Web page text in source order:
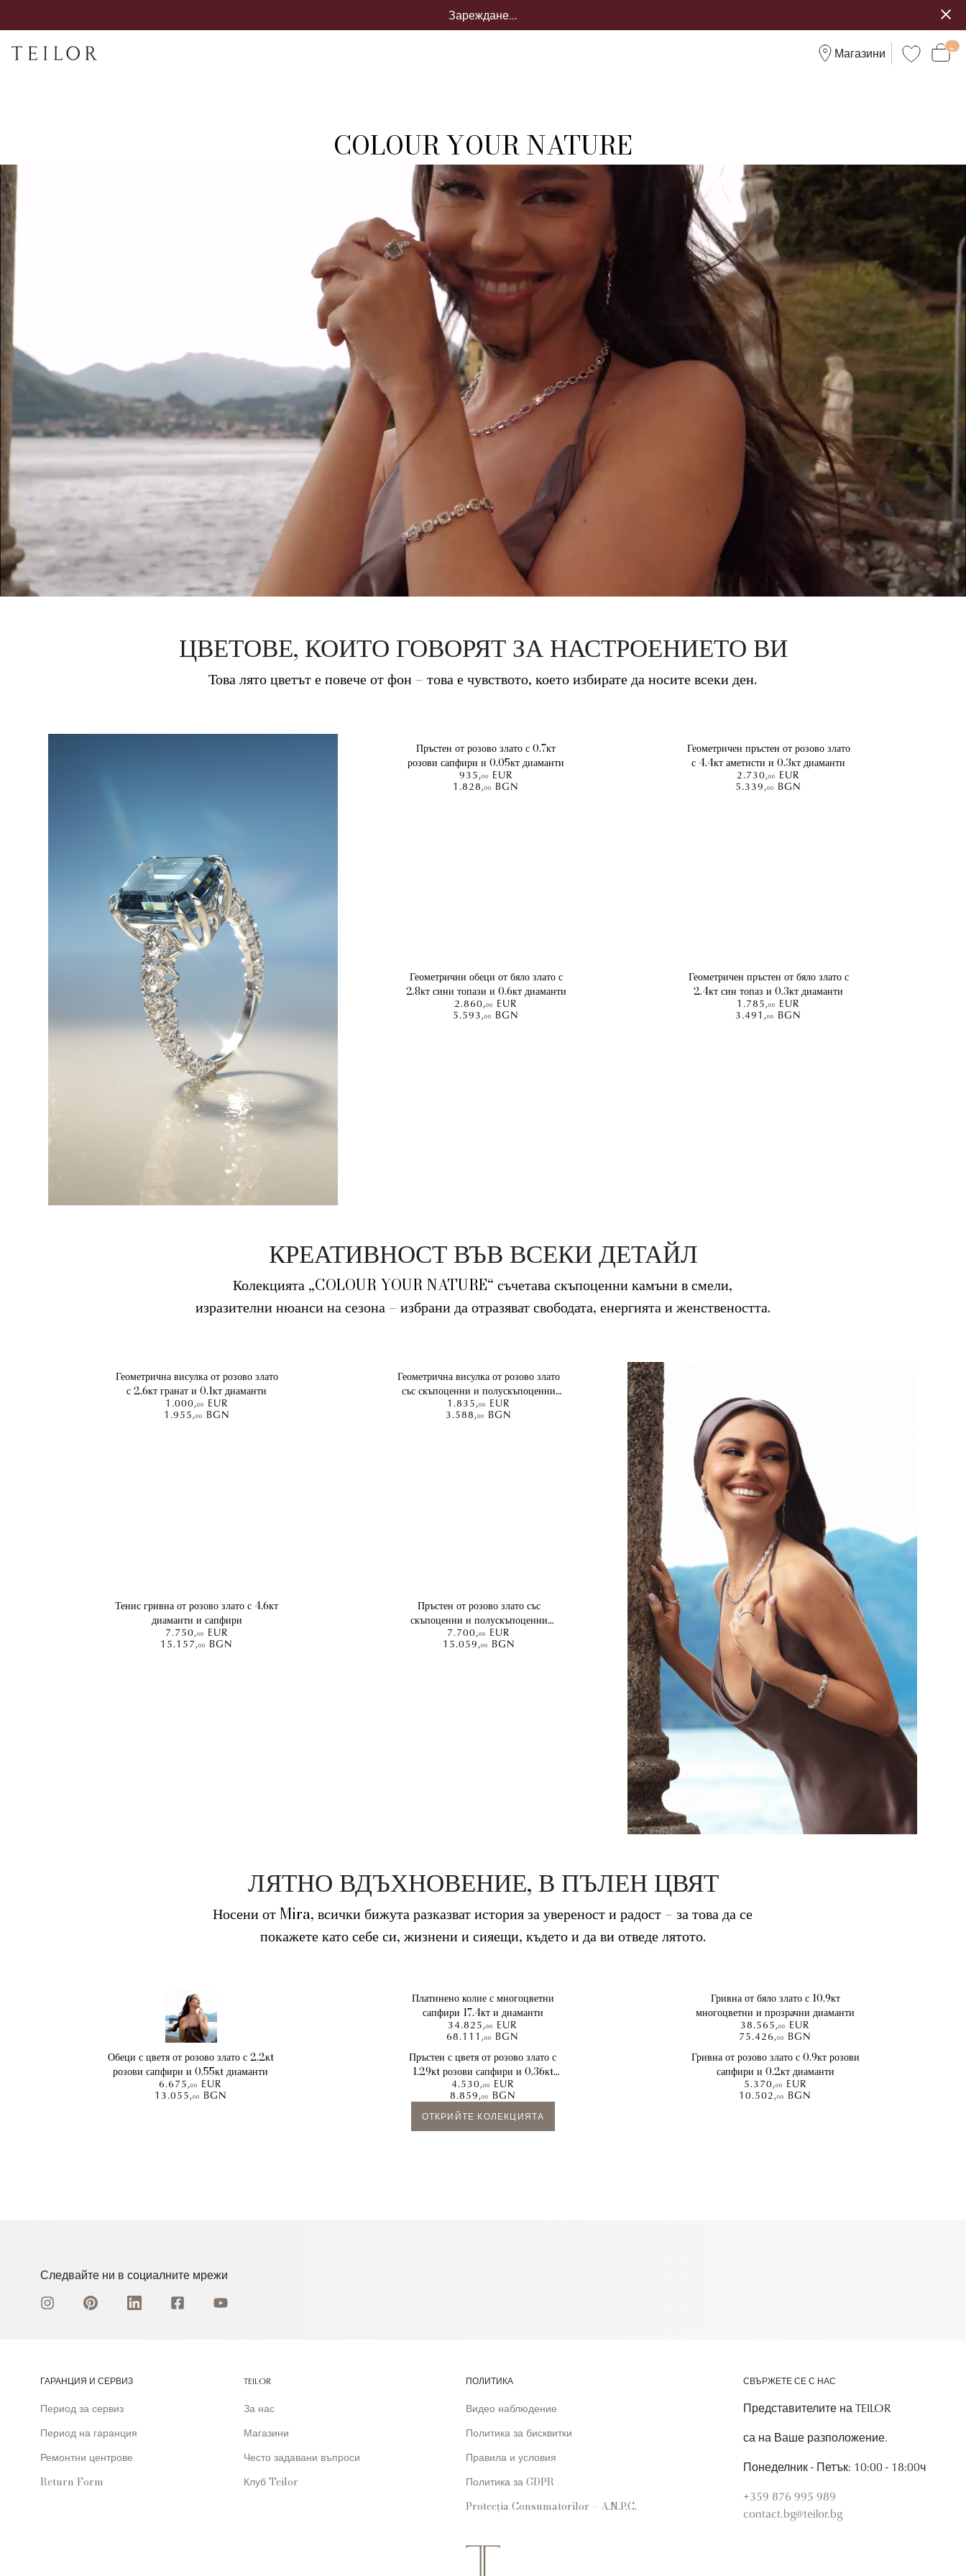
Зареждане...
Магазини
COLOUR YOUR NATURE
ЦВЕТОВЕ, КОИТО ГОВОРЯТ ЗА НАСТРОЕНИЕТО ВИ
Това лято цветът е повече от фон – това е чувството, което избирате да носите всеки ден.
Пръстен от розово злато с 0.7кт
розови сапфири и 0.05кт диаманти
935,00
EUR
1.828,00 BGN
Геометричен пръстен от розово злато
с 4.4кт аметисти и 0.3кт диаманти
2.730,00
EUR
5.339,00 BGN
Геометрични обеци от бяло злато с
2.8кт сини топази и 0.6кт диаманти
2.860,00
EUR
5.593,00 BGN
Геометричен пръстен от бяло злато с
2.4кт син топаз и 0.3кт диаманти
1.785,00
EUR
3.491 ,00 BGN
КРЕАТИВНОСТ ВЪВ ВСЕКИ ДЕТАЙЛ
Колекцията „COLOUR YOUR NATURE“ съчетава скъпоценни камъни в смели,
изразителни нюанси на сезона – избрани да отразяват свободата, енергията и женствеността.
Геометрична висулка от розово злато
с 2.6кт гранат и 0.1кт диаманти
1.000,00
EUR
1.955,00 BGN
Геометрична висулка от розово злато
със скъпоценни и полускъпоценни
камъни 2.8кт
1.835,00
EUR
3.588,00 BGN
Тенис гривна от розово злато с 4.6кт
диаманти и сапфири
7.750,00
EUR
15.157,00 BGN
Пръстен от розово злато със
скъпоценни и полускъпоценни
камъни 4.1кт
7.700,00
EUR
15.059,00 BGN
ЛЯТНО ВДЪХНОВЕНИЕ, В ПЪЛЕН ЦВЯТ
Носени от Mira, всички бижута разказват история за увереност и радост – за това да се
покажете като себе си, жизнени и сияещи, където и да ви отведе лятото.
Платинено колие с многоцветни
сапфири 17.4кт и диаманти
34.825,00
EUR
68.111 ,00 BGN
Гривна от бяло злато с 10.9кт
многоцветни и прозрачни диаманти
38.565,00
EUR
75.426,00 BGN
Обеци с цветя от розово злато с 2.2кt
розови сапфири и 0.55кt диаманти
6.675,00
EUR
13.055,00 BGN
Пръстен с цветя от розово злато с
1.29кt розови сапфири и 0.36кt
диаманти
4.530,00
EUR
8.859,00 BGN
Гривна от розово злато с 0.9кт розови
сапфири и 0.2кт диаманти
5.370,00
EUR
10.502,00 BGN
ОТКРИЙТЕ КОЛЕКЦИЯТА
Следвайте ни в социалните мрежи
ГАРАНЦИЯ И СЕРВИЗ
Период за сервиз
Период на гаранция
Ремонтни центрове
Return Form
TEILOR
За нас
Магазини
Често задавани въпроси
Клуб Teilor
ПОЛИТИКА
Видео наблюдение
Политика за бисквитки
Правила и условия
Политика за GDPR
Protecția Consumatorilor – A.N.P.C.
СВЪРЖЕТЕ СЕ С НАС
Представителите на TEILOR
са на Ваше разположение.
Понеделник - Петък: 10:00 - 18:00ч
+359 876 995 989
contact.bg@teilor.bg